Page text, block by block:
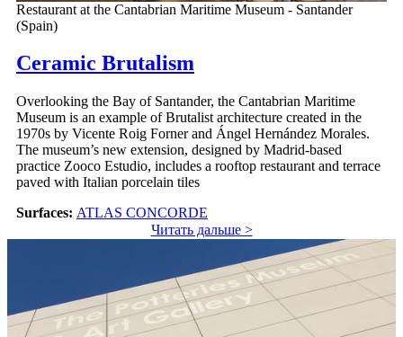
Restaurant at the Cantabrian Maritime Museum - Santander
(Spain)
Ceramic Brutalism
Overlooking the Bay of Santander, the Cantabrian Maritime
Museum is an example of Brutalist architecture created in the
1970s by Vicente Roig Forner and Ángel Hernández Morales.
The museum’s new extension, designed by Madrid-based
practice Zooco Estudio, includes a rooftop restaurant and terrace
paved with Italian porcelain tiles
Surfaces: ATLAS CONCORDE
Читать дальше >